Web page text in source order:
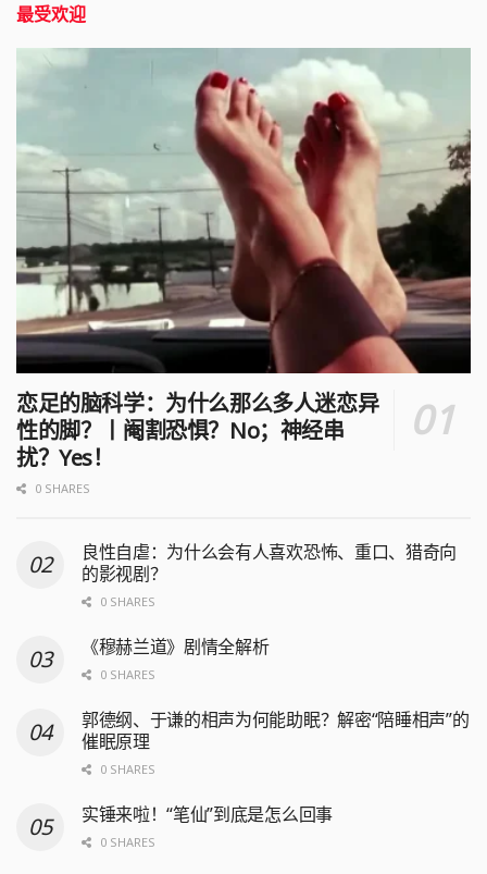
最受欢迎
恋足的脑科学：为什么那么多人迷恋异
性的脚？丨阉割恐惧？No；神经串
扰？Yes！
0 SHARES
良性自虐：为什么会有人喜欢恐怖、重口、猎奇向
的影视剧？
0 SHARES
《穆赫兰道》剧情全解析
0 SHARES
郭德纲、于谦的相声为何能助眠？解密“陪睡相声”的
催眠原理
0 SHARES
实锤来啦！“笔仙”到底是怎么回事
0 SHARES